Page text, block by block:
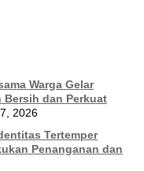
Warga Gelar
dan Perkuat
2026
Tertemper
Penanganan dan